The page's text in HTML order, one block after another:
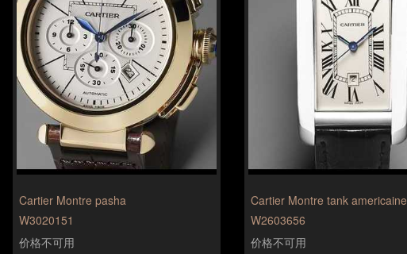
Cartier Montre pasha
W3020151
价格不可用
Cartier Montre tank americaine
W2603656
价格不可用